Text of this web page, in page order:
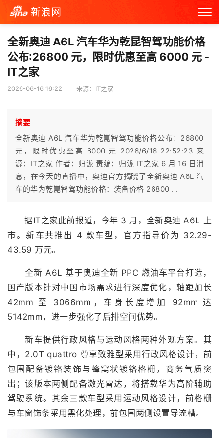
新浪网
全新奥迪 A6L 汽车华为乾昆智驾功能价格
公布:26800 元，限时优惠至高 6000 元 -
IT之家
2026-06-16 16:22 来源：IT之家
摘要
全新奥迪 A6L 汽车华为乾崑智驾功能价格公布：26800
元，限时优惠至高 6000 元 2026/6/16 22:52:23 来
源：IT之家 作者：归泷 责编：归泷 IT之家 6 月 16 日消
息，在今天的直播中，奥迪官方揭晓了全新奥迪 A6L 汽
车的华为乾崑智驾功能价格：装备价格 26800 ...
据IT之家此前报道，今年 3 月，全新奥迪 A6L 上
市。新车共推出 4 款车型， 官方指导价为 32.29-
43.59 万元。
全新 A6L 基于奥迪全新 PPC 燃油车平台打造，
国产版本针对中国市场需求进行深度优化，轴距加长
42mm 至 3066mm，车身长度增加 92mm 达
5142mm，进一步强化了后排空间优势。
新车提供行政风格与运动风格两种外观方案。其
中，2.0T quattro 尊享致雅型采用行政风格设计，前
包围配备镀铬装饰与蜂窝状镀铬格栅，商务气质突
出；该版本两侧配备激光雷达，将搭载华为高阶辅助
驾驶系统。其余三款车型采用运动风格设计，前格栅
与车窗饰条采用黑化处理，前包围两侧设置导流槽。